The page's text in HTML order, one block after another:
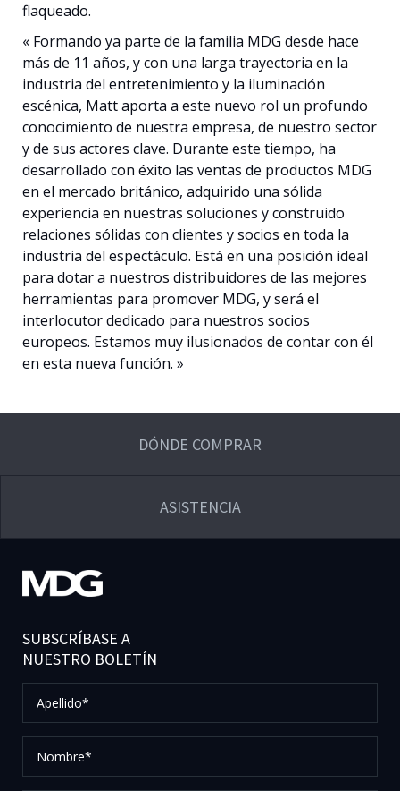
flaqueado.
« Formando ya parte de la familia MDG desde hace
más de 11 años, y con una larga trayectoria en la
industria del entretenimiento y la iluminación
escénica, Matt aporta a este nuevo rol un profundo
conocimiento de nuestra empresa, de nuestro sector
y de sus actores clave. Durante este tiempo, ha
desarrollado con éxito las ventas de productos MDG
en el mercado británico, adquirido una sólida
experiencia en nuestras soluciones y construido
relaciones sólidas con clientes y socios en toda la
industria del espectáculo. Está en una posición ideal
para dotar a nuestros distribuidores de las mejores
herramientas para promover MDG, y será el
interlocutor dedicado para nuestros socios
europeos. Estamos muy ilusionados de contar con él
en esta nueva función. »
DÓNDE COMPRAR
ASISTENCIA
SUBSCRÍBASE A
NUESTRO BOLETÍN